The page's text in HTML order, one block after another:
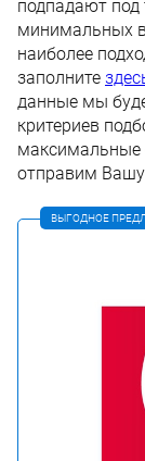
подпадают
минимальных
наиболее
заполните
данные мы
критериев
максимальные
отправим Вашу
ВЫГОДНОЕ